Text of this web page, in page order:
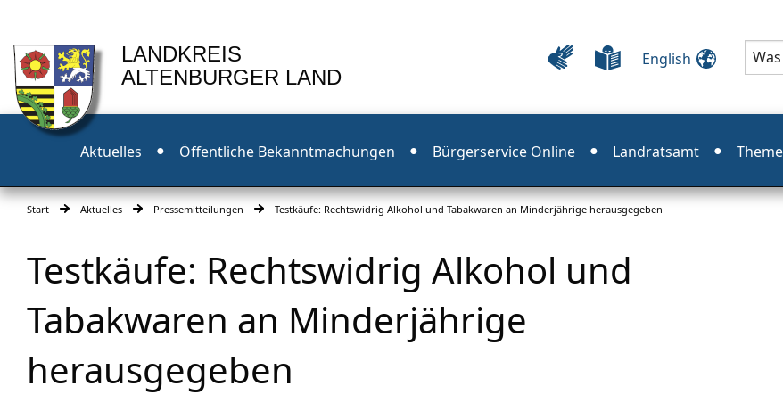
LANDKREIS
ALTENBURGER LAND
English
Aktuelles Öffentliche Bekanntmachungen Bürgerservice Online Landratsamt
Start Aktuelles Pressemitteilungen Testkäufe: Rechtswidrig Alkohol und Tabakwaren an Minderjährige herausgegeben
Testkäufe: Rechtswidrig Alkohol und
Tabakwaren an Minderjährige
herausgegeben